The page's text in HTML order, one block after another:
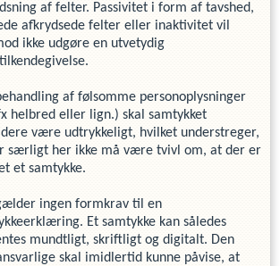
af felter. Passivitet i form af tavshed,
afkrydsede felter eller inaktivitet vil
ikke udgøre en utvetydig
af følsomme personoplysninger
helbred eller lign.) skal samtykket
være udtrykkeligt, hvilket understreger,
særligt her ikke må være tvivl om, at der er
et samtykke.
ingen formkrav til en
Et samtykke kan således
mundtligt, skriftligt og digitalt. Den
skal imidlertid kunne påvise, at